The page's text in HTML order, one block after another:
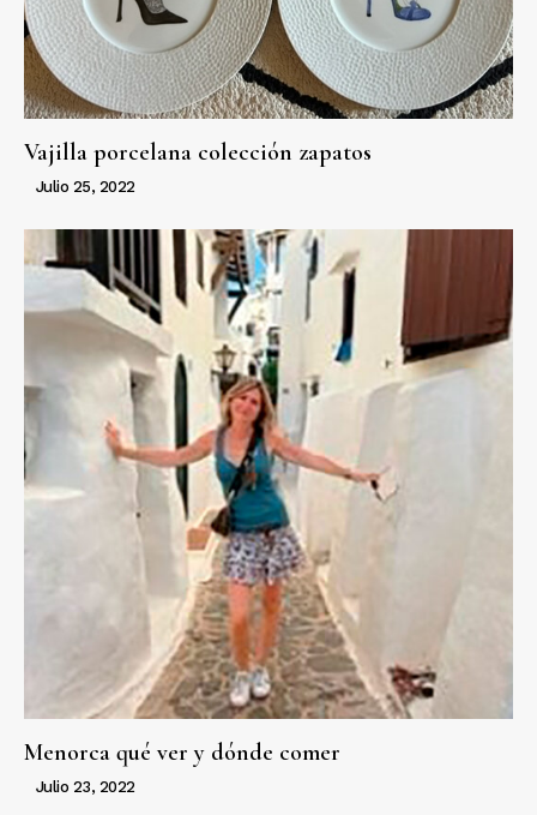
Vajilla porcelana colección zapatos
Julio 25, 2022
Menorca qué ver y dónde comer
Julio 23, 2022